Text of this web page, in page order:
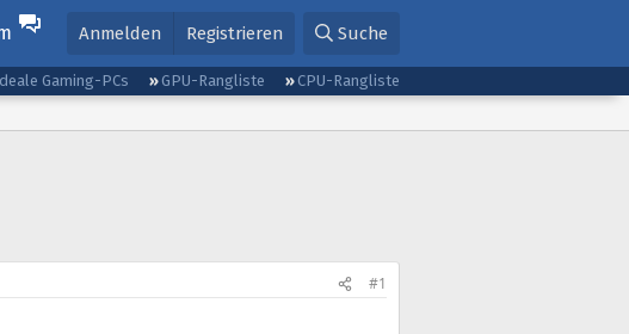
Anmelden Registrieren Suche
Gaming-PCs GPU-Rangliste
CPU-Rangliste
#1